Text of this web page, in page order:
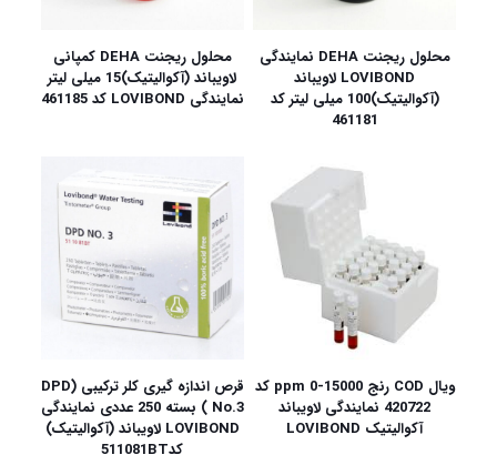
محلول ریجنت DEHA نمایندگی
LOVIBOND لاویباند
(آکوالیتیک)100 میلی لیتر کد
461181
محلول ریجنت DEHA کمپانی
لاویباند (آکوالیتیک)15 میلی لیتر
نمایندگی LOVIBOND کد 461185
ویال COD رنج 15000-0 ppm کد
420722 نمایندگی لاویباند
آکوالیتیک LOVIBOND
قرص اندازه گیری کلر ترکیبی (DPD
No.3 ) بسته 250 عددی نمایندگی
LOVIBOND لاویباند (آکوالیتیک)